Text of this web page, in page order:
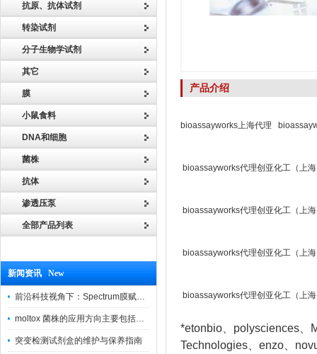
抗原、抗体试剂
转染试剂
分子生物学试剂
其它
膜
小鼠食料
DNA和细胞
菌株
抗体
渗透压泵
全部产品列表
新闻资讯 New
前沿科技视角下：Spectrum膜赋能精密制造
moltox 菌株的应用方向主要包括以下几个方面
突变检测试剂盒的维护与保养指南
产品介绍
bioassayworks上海代理
bioassayworks代理创亚化工（上
bioassayworks代理创亚化工（上
bioassayworks代理创亚化工（上
bioassayworks代理创亚化工（上
*etonbio、polysciences、
Technologies、enzo、